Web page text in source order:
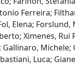
Ferreira;
Elena; Forslund,
Ximenes, Rui
Michele;
Luca;